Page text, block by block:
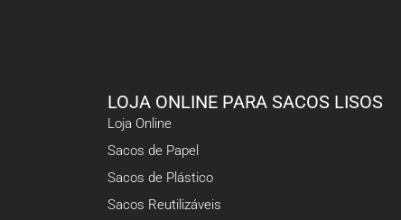
LOJA ONLINE PARA SACOS LISOS
Loja Online
Sacos de Papel
Sacos de Plástico
Sacos Reutilizáveis